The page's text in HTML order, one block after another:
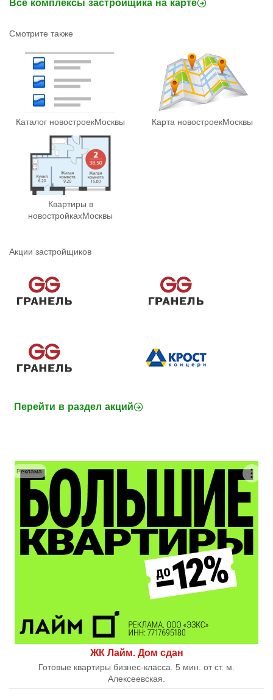
Все комплексы застройщика на карте
Смотрите также
Каталог новостроекМосквы Карта новостроекМосквы
Квартиры в
новостройкахМосквы
Акции застройщиков
Перейти в раздел акций
ЖК Лайм. Дом сдан
Готовые квартиры бизнес-класса. 5 мин. от ст. м.
Алексеевская.
Реклама